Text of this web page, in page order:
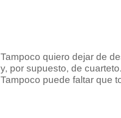
Tampoco quiero dejar de
y, por supuesto, de
Tampoco puede faltar que